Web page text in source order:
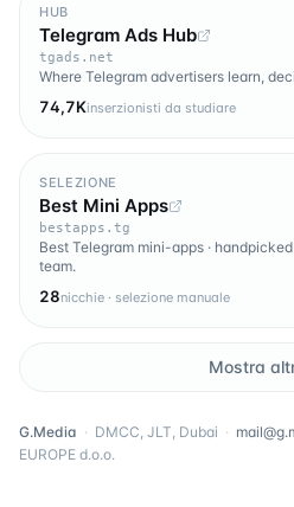
HUB
Telegram Ads Hub
tgads.net
Where Telegram advertisers learn,
74,7Kinserzionisti da studiare
SELEZIONE
Best Mini Apps
bestapps.tg
Best Telegram mini-apps ·
team.
28nicchie · selezione manuale
Mostra
G.Media · DMCC, JLT, Dubai ·
EUROPE d.o.o.